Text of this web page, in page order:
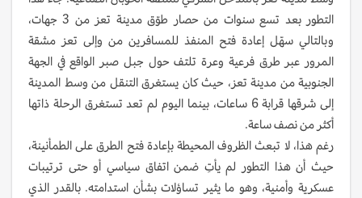
التطور بعد تسع سنوات من حصار طوّق مدينة تعز من 3 جهات،
وبالتالي سهّل إعادة فتح المنفذ للمسافرين من وإلى تعز مشقة
المرور عبر طرق فرعية وعرة تلتف حول جبل صبر الواقع في الجهة
الجنوبية من مدينة تعز، حيث كان يستغرق التنقل من وسط المدينة
إلى شرقها قرابة 6 ساعات، بينما اليوم لم تعد تستغرق الرحلة ذاتها
أكثر من نصف ساعة.
رغم هذا، لا تبعث الظروف المحيطة بإعادة فتح الطرق على الطمأنينة،
حيث أن هذا التطور لم يأتِ ضمن اتفاق سياسي أو حتى ترتيبات
عسكرية وأمنية، وهو ما يثير تساؤلات بشأن استدامته. بالقدر الذي